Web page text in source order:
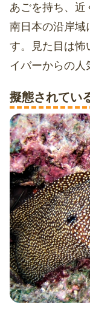
あごを持ち、近
南日本の沿岸域
す。見た目は怖
イバーからの人
擬態されてい